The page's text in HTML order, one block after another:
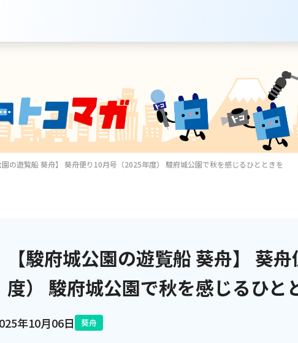
サービスのご案内
テレビ
電話
の遊覧船 葵舟】 葵舟便り10月号（2025年度） 駿府城公園で秋を感じるひとときを
【駿府城公園の遊覧船 葵舟】 葵
度） 駿府城公園で秋を感じるひと
年10月06日 葵舟